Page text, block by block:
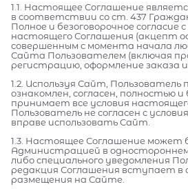
1.1. Настоящее Соглашение
в соответствии со ст. 437
Полное и безоговорочное согласие
настоящего Соглашения (акцепт
совершенным с момента начала
Сайта Пользователем (включая
регистрацию, оформление заказа
1.2. Используя Сайт,
ознакомлен, согласен, полностью и
принимает все условия
Пользователь не согласен с
вправе использовать Сайт.
1.3. Настоящее Соглашение может
Администрацией в одностороннем
либо специального уведомления
редакция Соглашения вступает в
размещения на Сайте.